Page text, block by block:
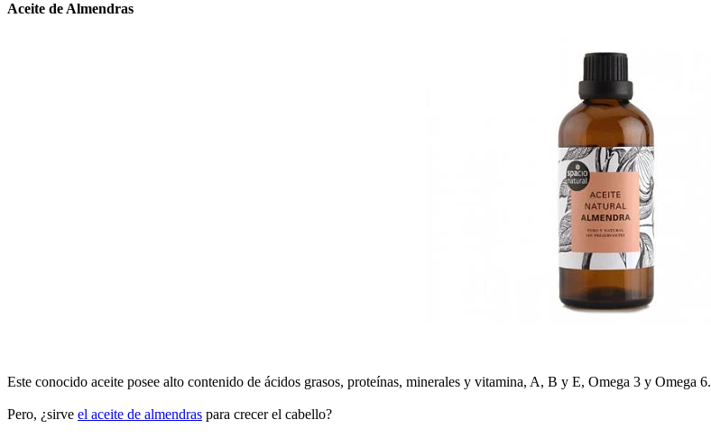
Aceite de Almendras
Este conocido aceite posee alto contenido de ácidos grasos, proteínas, minerales y vitamina, A, B y E, Omega 3 y Omega 6.
Pero, ¿sirve el aceite de almendras para crecer el cabello?